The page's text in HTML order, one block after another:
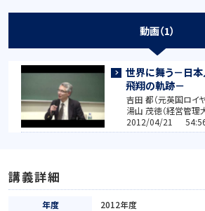
動画（1）
世界に舞う－日本
飛翔の軌跡－
吉田 都（元英国ロイ
湯山 茂徳（経営管理
2012/04/21
講義詳細
年度 2012年度